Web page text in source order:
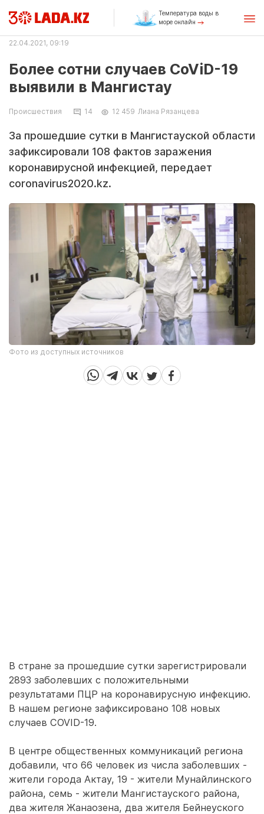
Температура воды в
море онлайн
22.04.2021, 09:19
Более сотни случаев CoViD-19
выявили в Мангистау
Происшествия 14 12 459 Лиана Рязанцева
За прошедшие сутки в Мангистауской области
зафиксировали 108 фактов заражения
коронавирусной инфекцией, передает
coronavirus2020.kz.
Фото из доступных источников
В стране за прошедшие сутки зарегистрировали
2893 заболевших с положительными
результатами ПЦР на коронавирусную инфекцию.
В нашем регионе зафиксировано 108 новых
случаев COVID-19.
В центре общественных коммуникаций региона
добавили, что 66 человек из числа заболевших -
жители города Актау, 19 - жители Мунайлинского
района, семь - жители Мангистауского района,
два жителя Жанаозена, два жителя Бейнеуского